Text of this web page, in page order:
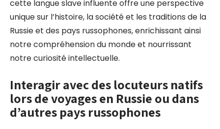
cette langue slave influente offre une perspective
unique sur l’histoire, la société et les traditions de la
Russie et des pays russophones, enrichissant ainsi
notre compréhension du monde et nourrissant
notre curiosité intellectuelle.
Interagir avec des locuteurs natifs
lors de voyages en Russie ou dans
d’autres pays russophones